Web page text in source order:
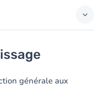
générale aux